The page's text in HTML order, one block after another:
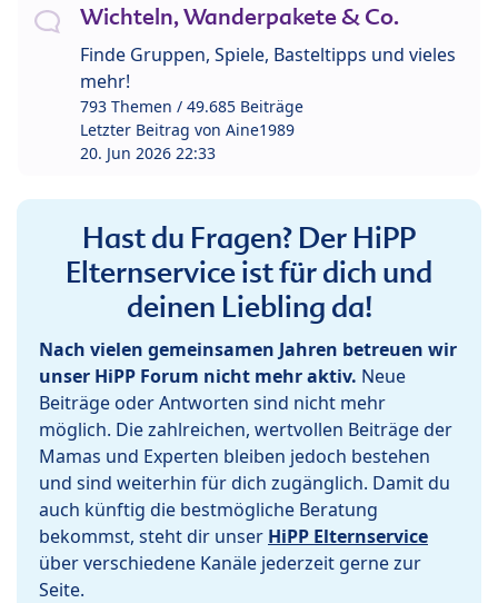
Wichteln, Wanderpakete & Co.
Finde Gruppen, Spiele, Basteltipps und vieles
mehr!
793 Themen / 49.685 Beiträge
Letzter Beitrag von Aine1989
20. Jun 2026 22:33
Hast du Fragen? Der HiPP
Elternservice ist für dich und
deinen Liebling da!
Nach vielen gemeinsamen Jahren betreuen wir
unser HiPP Forum nicht mehr aktiv. Neue
Beiträge oder Antworten sind nicht mehr
möglich. Die zahlreichen, wertvollen Beiträge der
Mamas und Experten bleiben jedoch bestehen
und sind weiterhin für dich zugänglich. Damit du
auch künftig die bestmögliche Beratung
bekommst, steht dir unser HiPP Elternservice
über verschiedene Kanäle jederzeit gerne zur
Seite.